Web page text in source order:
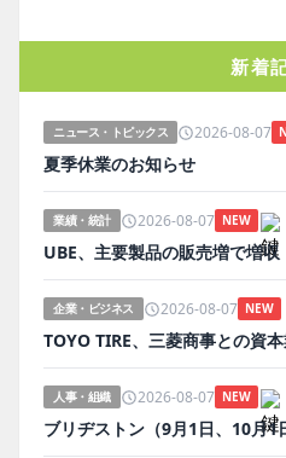
新着
ニュース・トピックス 2026-08-07
夏季休業のお知らせ
業績・統計 2026-08-07 NEW
UBE、主要製品の販売増で増
企業・ビジネス 2026-08-07 NEW
TOYO TIRE、三菱商事との資
人事・組織 2026-08-07 NEW
ブリヂストン（9月1日、10月1